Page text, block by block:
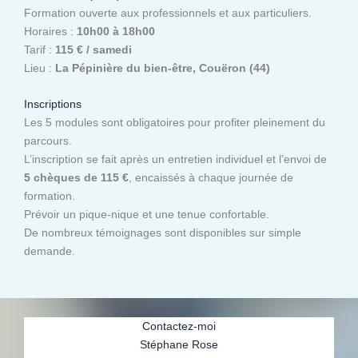
Formation ouverte aux professionnels et aux particuliers.
Horaires : 10h00 à 18h00
Tarif : 115 € / samedi
Lieu : La Pépinière du bien-être, Couëron (44)
Inscriptions
Les 5 modules sont obligatoires pour profiter pleinement du
parcours.
L’inscription se fait après un entretien individuel et l’envoi de
5 chèques de 115 €, encaissés à chaque journée de
formation.
Prévoir un pique-nique et une tenue confortable.
De nombreux témoignages sont disponibles sur simple
demande.
Contactez-moi
Stéphane Rose